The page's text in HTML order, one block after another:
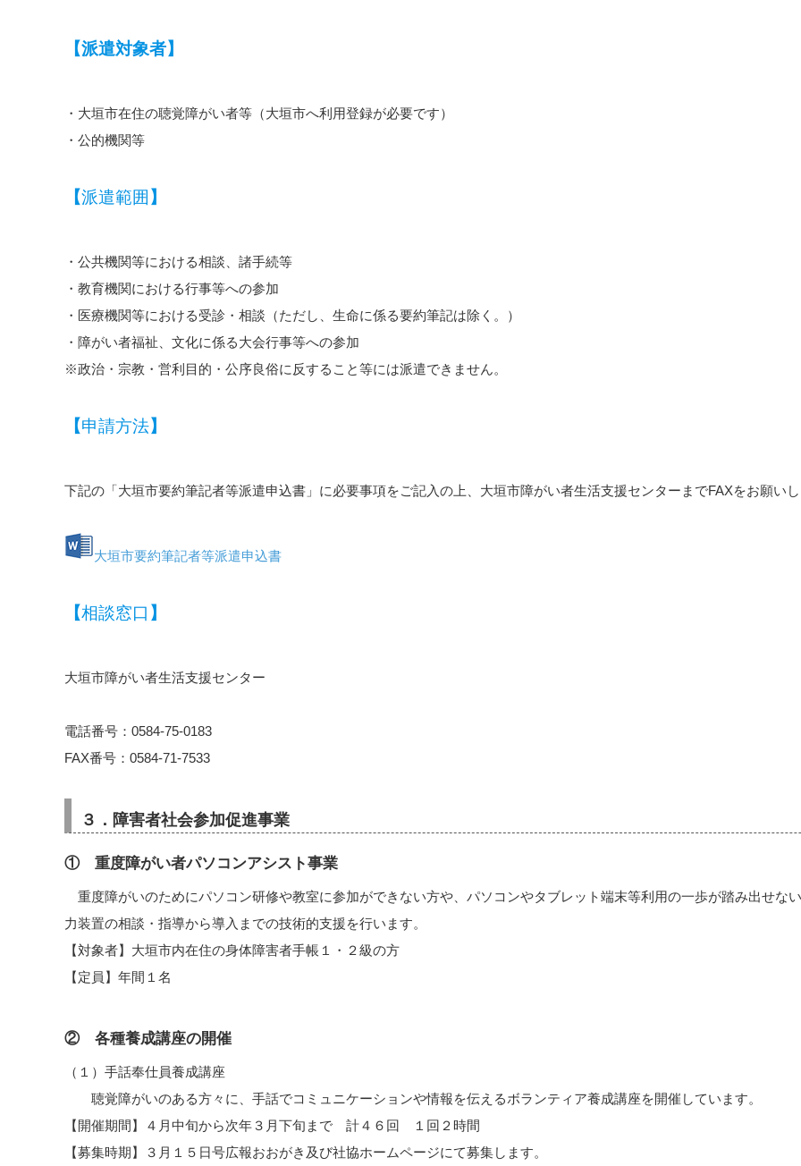
【派遣対象者】
・大垣市在住の聴覚障がい者等（大垣市へ利用登録が必要です）
・公的機関等
【派遣範囲 】
・公共機関等における相談、諸手続等
・教育機関における行事等への参加
・医療機関等における受診・相談（ただし、生命に係る要約筆記は除く。）
・障がい者福祉、文化に係る大会行事等への参加
※政治・宗教・営利目的・公序良俗に反すること等には派遣できません。
【申請方法】
下記の「大垣市要約筆記者等派遣申込書」に必要事項をご記入の上、大垣市障がい者生活支援センターまでFAXをお願い
大垣市要約筆記者等派遣申込書
【相談窓口 】
大垣市障がい者生活支援センター
電話番号：0584-75-0183
FAX番号：0584-71-7533
３．障害者社会参加促進事業
① 重度障がい者パソコンアシスト事業
重度障がいのためにパソコン研修や教室に参加ができない方や、パソコンやタブレット端末等利用の一歩が踏み出せな
力装置の相談・指導から導入までの技術的支援を行います。
【対象者】大垣市内在住の身体障害者手帳１・２級の方
【定員】年間１名
② 各種養成講座の開催
（１）手話奉仕員養成講座
聴覚障がいのある方々に、手話でコミュニケーションや情報を伝えるボランティア養成講座を開催しています。
【開催期間】４月中旬から次年３月下旬まで 計４６回 １回２時間
【募集時期】３月１５日号広報おおがき及び社協ホームページにて募集します。